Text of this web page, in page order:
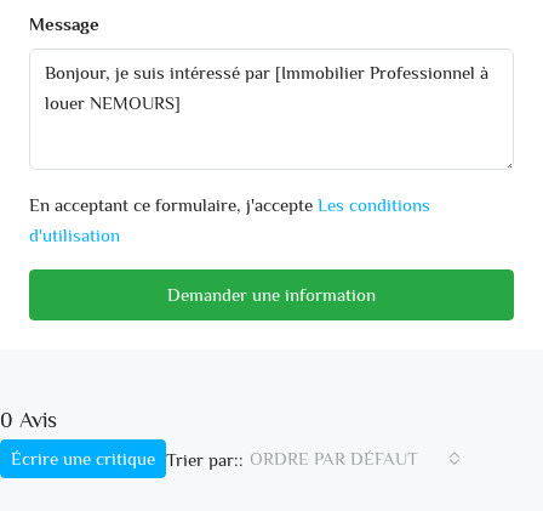
Message
En acceptant ce formulaire, j'accepte Les conditions
d'utilisation
Demander une information
0 Avis
Trier par:: ORDRE PAR DÉFAUT
Écrire une critique